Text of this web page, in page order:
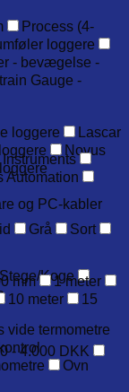
Process (4-
loggere
- bevægelse -
Gauge -
loggere
Lascar
Novus
og PC-kabler
Koge
vide termometre
Ovn
Automation
Grå
Sort
mm
1 meter
10 meter
15
- 4.000 DKK